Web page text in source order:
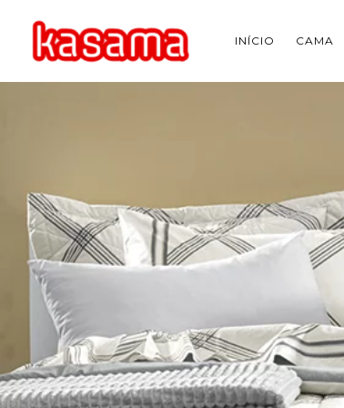
INÍCIO CAMA